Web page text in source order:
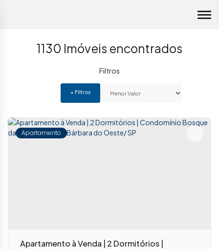
1130 Imóveis encontrados
Apartamento
Apartamento à Venda | 2 Dormitórios |